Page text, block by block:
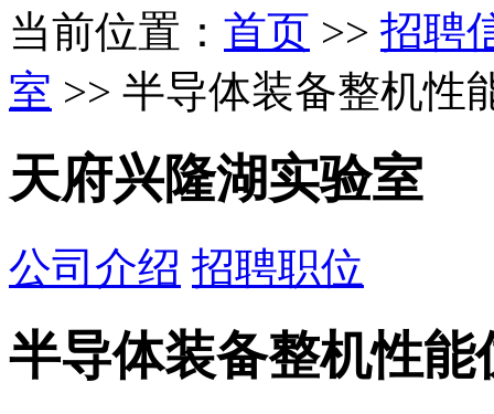
当前位置： 首页 >> 招聘
室 >> 半导体装备整机性
天府兴隆湖实验室
公司介绍 招聘职位
半导体装备整机性能